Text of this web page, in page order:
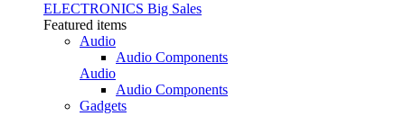
ELECTRONICS Big Sales
Featured items
Audio
Audio Components
Audio
Audio Components
Gadgets